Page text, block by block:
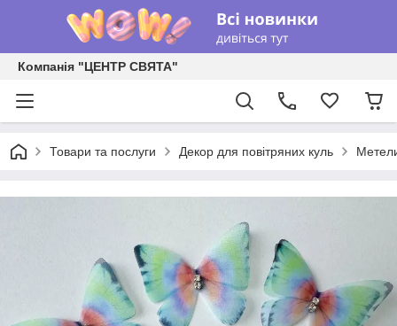
Компанія "ЦЕНТР СВЯТА"
Товари та послуги Декор для повітряних куль